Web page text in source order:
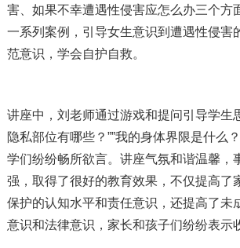
害、如果不幸遭遇性侵害应怎么办三个方
一系列案例，引导女生意识到遭遇性侵害
范意识，学会自护自救。
讲座中，刘老师通过游戏和提问引导学生
隐私部位有哪些？””我的身体界限是什么
学们纷纷畅所欲言。讲座气氛和谐温馨，
强，取得了很好的教育效果，不仅提高了
保护的认知水平和责任意识，还提高了未
意识和法律意识，家长和孩子们纷纷表示